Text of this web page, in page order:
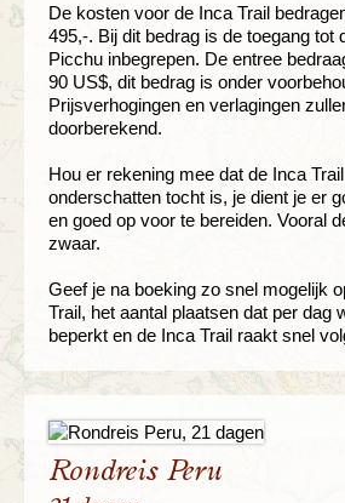
De kosten voor de Inca Trail
495,-. Bij dit bedrag is de toegang tot
Picchu inbegrepen. De entree
90 US$, dit bedrag is onder
Prijsverhogingen en verlagingen
doorberekend.
Hou er rekening mee dat de Inca
onderschatten tocht is, je dient je er
en goed op voor te bereiden. Vooral
zwaar.
Geef je na boeking zo snel mogelijk
Trail, het aantal plaatsen dat per dag
beperkt en de Inca Trail raakt snel
Rondreis Peru